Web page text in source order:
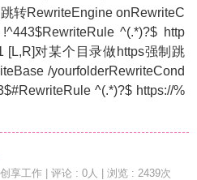
转RewriteEngine onRewriteC
^(.*)?$ http
[L,R]对某个目录做https强制跳
/yourfolderRewriteCond
^(.*)?$ https://%
创享工作 | 评论 : 0人 | 浏览 : 2439次